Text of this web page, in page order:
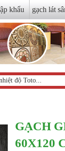
khẩu gạch lát
GẠCH
60X120